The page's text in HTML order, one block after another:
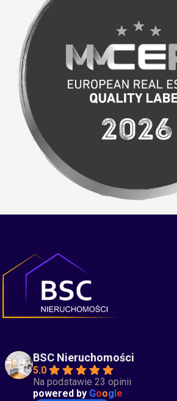
BSC Nieruchomości
5.0
Na podstawie 23 opinii
powered by Goog e